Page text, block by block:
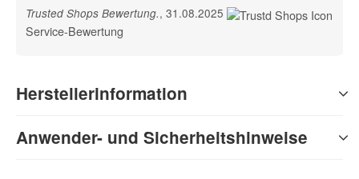
Trusted Shops Bewertung., 31.08.2025
Service-Bewertung
Herstellerinformation
Anwender- und Sicherheitshinweise